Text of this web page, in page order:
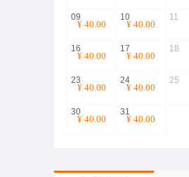
09
¥ 40.00
10
¥ 40.00
11
16
¥ 40.00
17
¥ 40.00
18
23
¥ 40.00
24
¥ 40.00
25
30
¥ 40.00
31
¥ 40.00